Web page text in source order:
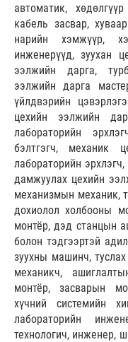
автоматик,
кабель засвар,
нарийн хэмжүүр,
инженерүүд, зуухан
ээлжийн дарга,
ээлжийн дарга
үйлдвэрийн
цехийн ээлжийн
лабораторийн
бэлтгэгч, механик
лабораторийн
дамжуулах цехийн
механизмын механик,
дохиолол холбооны
монтёр, дэд станцын
болон тэдгээртэй
зуухны машинч,
механикч,
монтёр, засварын
хүчний системийн
лабораторийн
технологич, инженер,